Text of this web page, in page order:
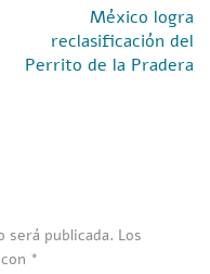
México logra
reclasificación del
Perrito de la Pradera
publicada. Los
*